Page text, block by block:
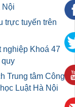
Nội
trực tuyến trên
nghiệp Khoá 47
quy
Trung tâm Công
Luật Hà Nội